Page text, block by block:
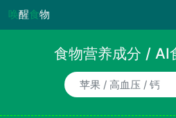
唤醒食物
食物营养成分 / AI
食物/AI食疗诉求/补充剂名称